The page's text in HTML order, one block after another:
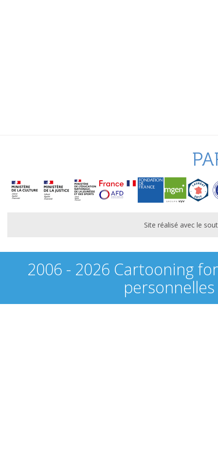
Site réalisé avec le
2006 - 2026 Cartooning
personnelles